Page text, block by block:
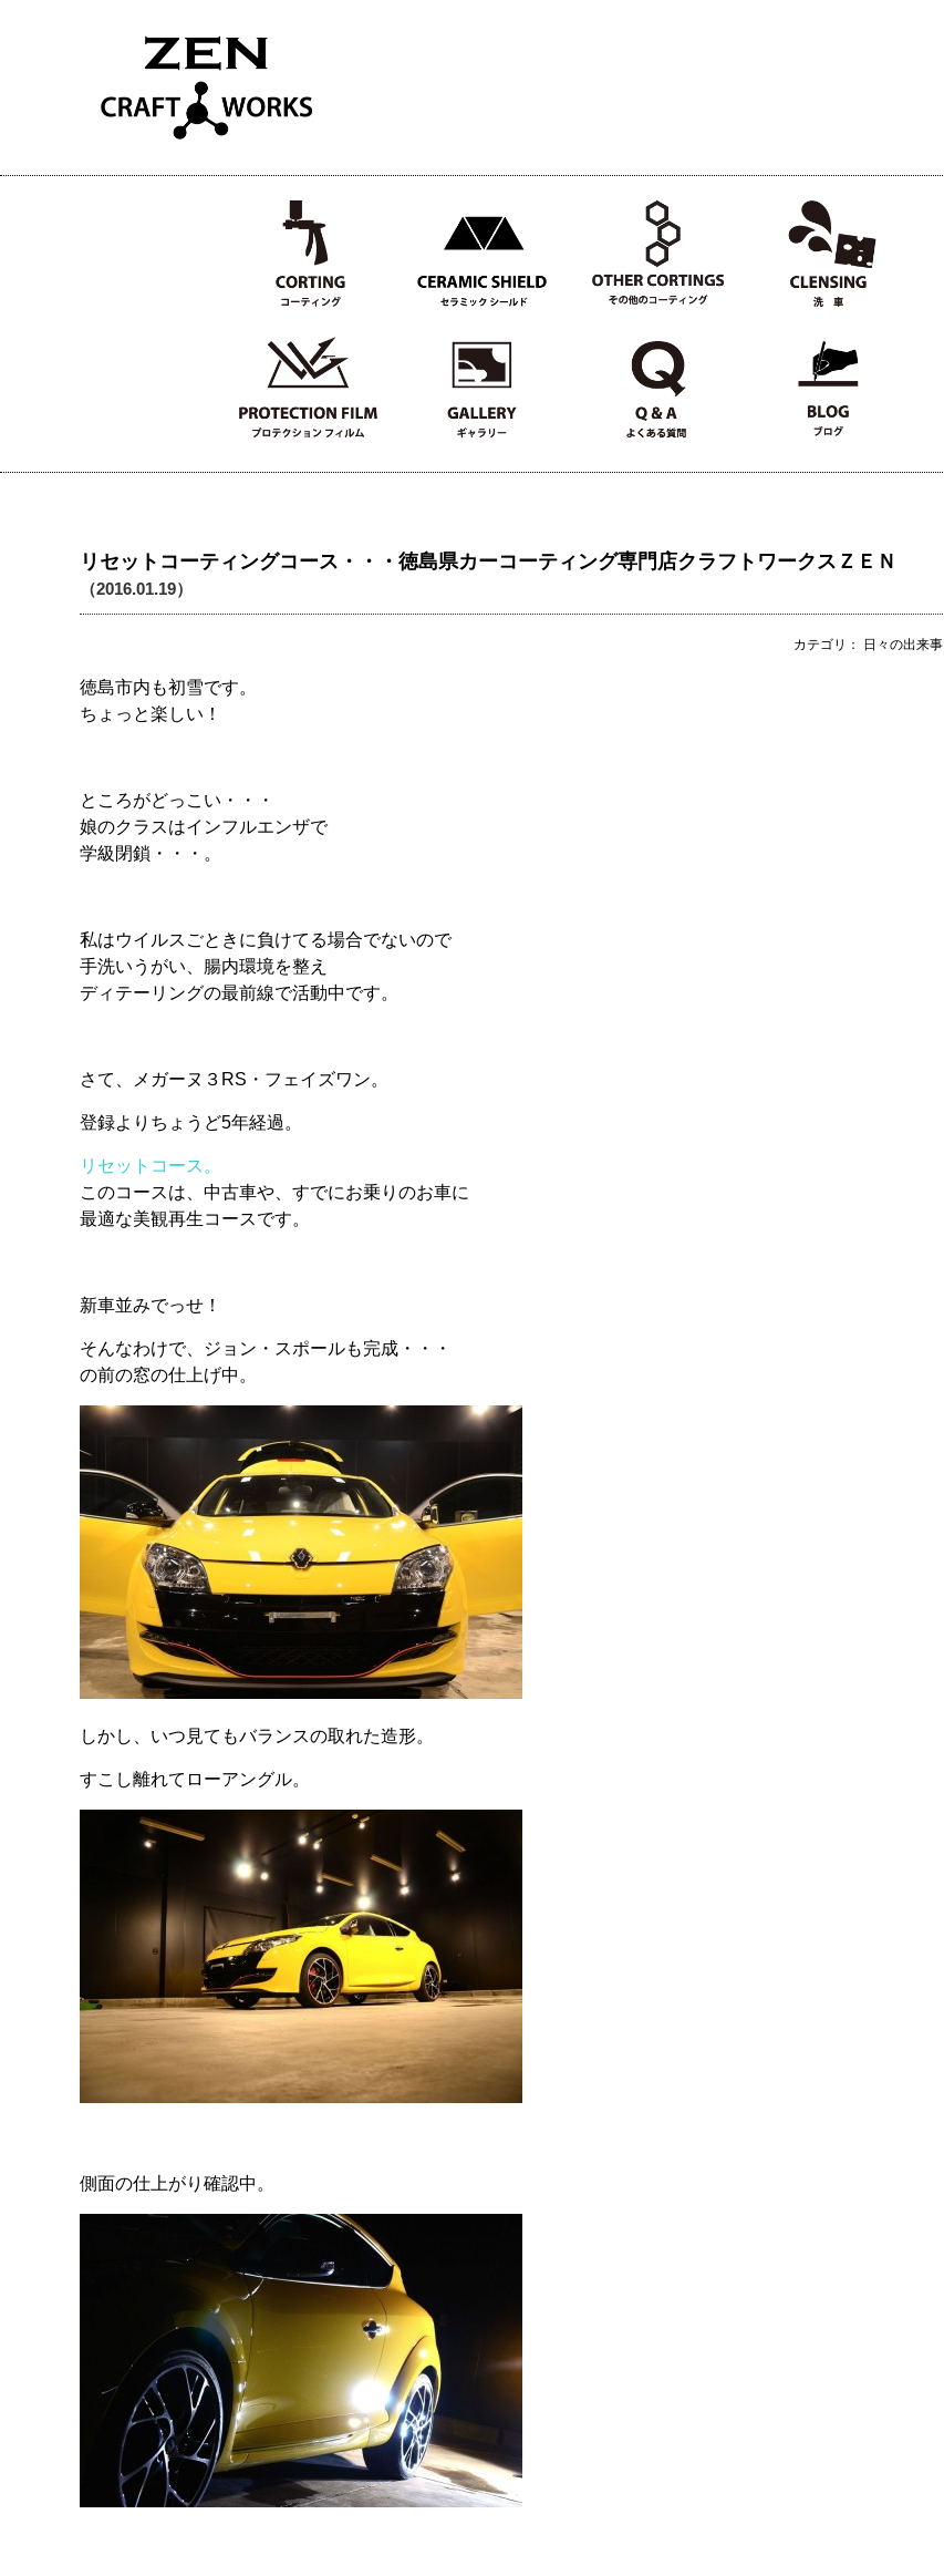
リセットコーティングコース・・・徳島県カーコーティング専門店クラフトワークスＺＥＮ
（2016.01.19）
カテゴリ： 日々の出来事
徳島市内も初雪です。
ちょっと楽しい！
ところがどっこい・・・
娘のクラスはインフルエンザで
学級閉鎖・・・。
私はウイルスごときに負けてる場合でないので
手洗いうがい、腸内環境を整え
ディテーリングの最前線で活動中です。
さて、メガーヌ３RS・フェイズワン。
登録よりちょうど5年経過。
リセットコース。
このコースは、中古車や、すでにお乗りのお車に
最適な美観再生コースです。
新車並みでっせ！
そんなわけで、ジョン・スポールも完成・・・
の前の窓の仕上げ中。
しかし、いつ見てもバランスの取れた造形。
すこし離れてローアングル。
側面の仕上がり確認中。